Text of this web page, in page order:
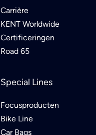
Carrière
KENT Worldwide
Certificeringen
Road 65
Special Lines
Focusproducten
Bike Line
Car Bags